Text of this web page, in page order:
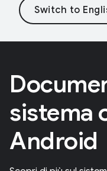
sistema
Android